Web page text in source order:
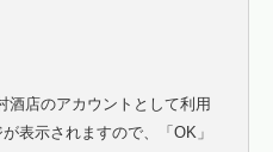
酒店のアカウントとして利用
表示されますので、「OK」